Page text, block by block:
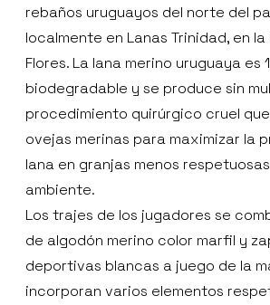
rebaños uruguayos del norte del
localmente en Lanas Trinidad, en
Flores. La lana merino uruguaya es
biodegradable y se produce sin
procedimiento quirúrgico cruel
ovejas merinas para maximizar la
lana en granjas menos
ambiente.
Los trajes de los jugadores se
de algodón merino color marfil y
deportivas blancas a juego de la
incorporan varios elementos